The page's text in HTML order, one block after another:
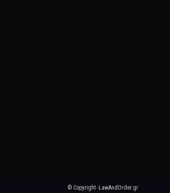
© Copyright -LawAndOrder.gr